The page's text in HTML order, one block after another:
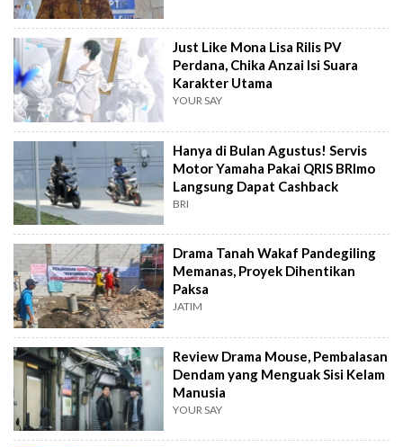
Just Like Mona Lisa Rilis PV
Perdana, Chika Anzai Isi Suara
Karakter Utama
YOUR SAY
Hanya di Bulan Agustus! Servis
Motor Yamaha Pakai QRIS BRImo
Langsung Dapat Cashback
BRI
Drama Tanah Wakaf Pandegiling
Memanas, Proyek Dihentikan
Paksa
JATIM
Review Drama Mouse, Pembalasan
Dendam yang Menguak Sisi Kelam
Manusia
YOUR SAY